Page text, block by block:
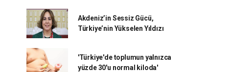
Akdeniz’in Sessiz Gücü,
Türkiye’nin Yükselen Yıldızı
'Türkiye'de toplumun yalnızca
yüzde 30'u normal kiloda'